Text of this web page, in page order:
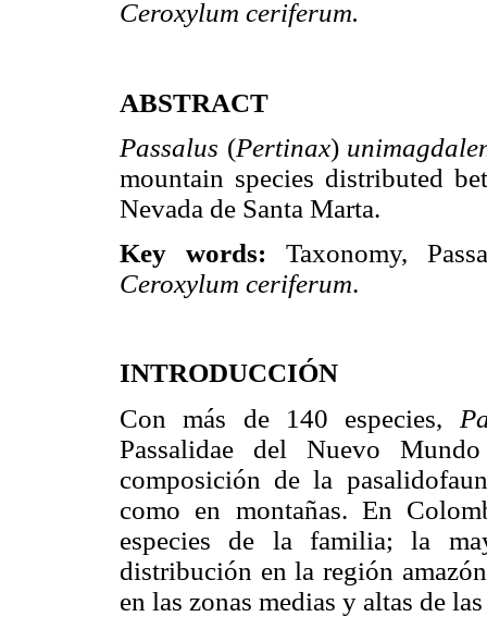
Ceroxylum ceriferum.
ABSTRACT
Passalus (Pertinax)
mountain species distributed
Nevada de Santa Marta.
Key words: Taxonomy,
Ceroxylum ceriferum.
INTRODUCCIÓN
Con más de 140 especies,
Passalidae del Nuevo
composición de la
como en montañas. En
especies de la familia; la
distribución en la región
en las zonas medias y altas de